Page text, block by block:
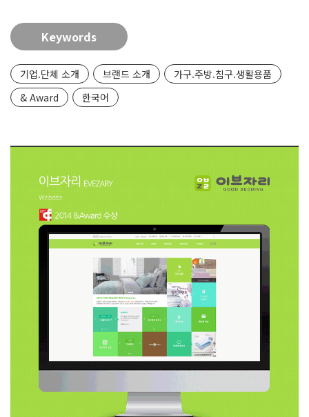
Keywords
기업.단체 소개 브랜드 소개
가구.주방.침구.생활용품
& Award
한국어